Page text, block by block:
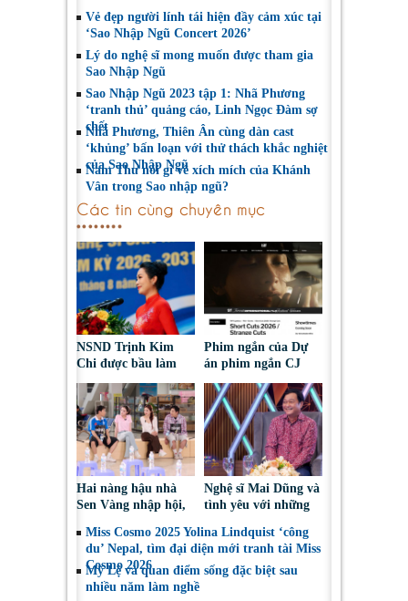
Vẻ đẹp người lính tái hiện đầy cảm xúc tại
‘Sao Nhập Ngũ Concert 2026’
Lý do nghệ sĩ mong muốn được tham gia
Sao Nhập Ngũ
Sao Nhập Ngũ 2023 tập 1: Nhã Phương
‘tranh thủ’ quảng cáo, Linh Ngọc Đàm sợ
chết
Nhã Phương, Thiên Ân cùng dàn cast
‘khủng’ bấn loạn với thử thách khắc nghiệt
của Sao Nhập Ngũ
Nam Thư nói gì về xích mích của Khánh
Vân trong Sao nhập ngũ?
Các tin cùng chuyên mục
NSND Trịnh Kim
Chi được bầu làm
Nghệ sĩ Sân khấu
Việt Nam
Phim ngắn của Dự
án phim ngắn CJ
tại LHP quốc tế
Toronto 2026
Hai nàng hậu nhà
Sen Vàng nhập hội,
chinh phục khán giả
Nghệ sĩ Mai Dũng và
tình yêu với những
Miss Cosmo 2025 Yolina Lindquist ‘công
du’ Nepal, tìm đại diện mới tranh tài Miss
Cosmo 2026
Mỹ Lệ và quan điểm sống đặc biệt sau
nhiều năm làm nghề